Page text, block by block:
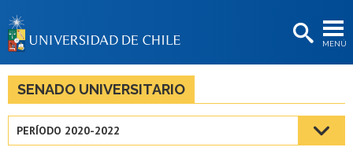
MENÚ
BIBLIOTECAS
LA UNIVERSIDAD
Estudiantes
SENADO UNIVERSITARIO
PERÍODO 2020-2022